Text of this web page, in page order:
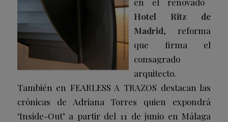
Hotel Ritz de
Madrid, reforma
que firma el
consagrado
arquitecto.
También en FEARLESS A TRAZOS destacan las
crónicas de Adriana Torres quien expondrá
‘Inside-Out’ a partir del 11 de junio en Málaga